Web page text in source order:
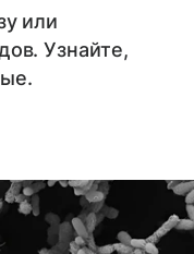
или
Узнайте,